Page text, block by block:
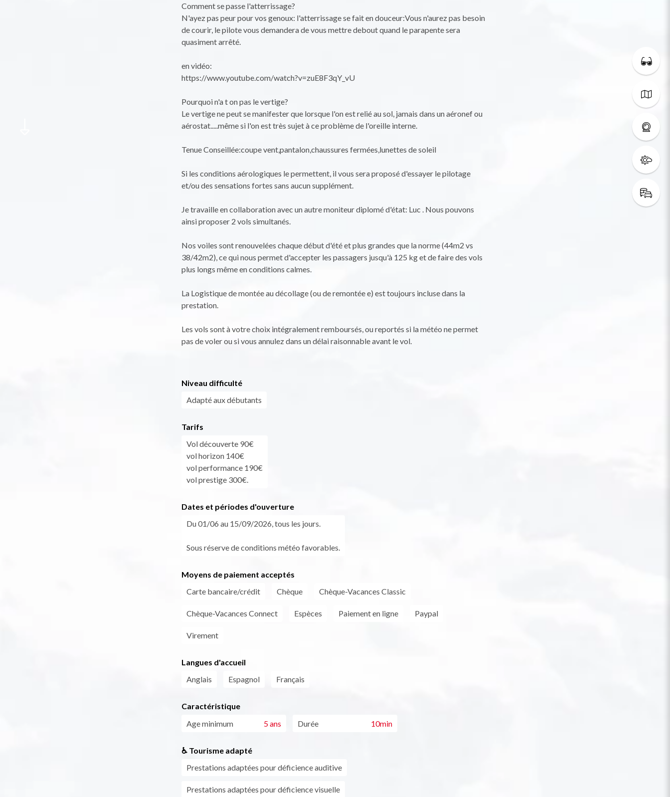
Comment se passe l'atterrissage?
N'ayez pas peur pour vos genoux: l'atterrissage se fait en douceur:Vous n'aurez pas besoin
de courir, le pilote vous demandera de vous mettre debout quand le parapente sera
quasiment arrêté.
en vidéo:
https://www.youtube.com/watch?v=zuE8F3qY_vU
Pourquoi n'a t on pas le vertige?
Le vertige ne peut se manifester que lorsque l'on est relié au sol, jamais dans un aéronef ou
aérostat.....même si l'on est très sujet à ce problème de l'oreille interne.
Tenue Conseillée:coupe vent,pantalon,chaussures fermées,lunettes de soleil
Si les conditions aérologiques le permettent, il vous sera proposé d'essayer le pilotage
et/ou des sensations fortes sans aucun supplément.
Je travaille en collaboration avec un autre moniteur diplomé d'état: Luc . Nous pouvons
ainsi proposer 2 vols simultanés.
Nos voiles sont renouvelées chaque début d'été et plus grandes que la norme (44m2 vs
38/42m2), ce qui nous permet d'accepter les passagers jusqu'à 125 kg et de faire des vols
plus longs même en conditions calmes.
La Logistique de montée au décollage (ou de remontée e) est toujours incluse dans la
prestation.
Les vols sont à votre choix intégralement remboursés, ou reportés si la météo ne permet
pas de voler ou si vous annulez dans un délai raisonnable avant le vol.
Niveau difficulté
Adapté aux débutants
Tarifs
Vol découverte 90€
vol horizon 140€
vol performance 190€
vol prestige 300€.
Dates et périodes d'ouverture
Du 01/06 au 15/09/2026, tous les jours.
Sous réserve de conditions météo favorables.
Moyens de paiement acceptés
Carte bancaire/crédit
Chèque Chèque-Vacances Classic
Chèque-Vacances Connect Espèces Paiement en ligne Paypal
Virement
Langues d'accueil
Anglais
Espagnol Français
Caractéristique
Age minimum
5 ans Durée 10min
♿ Tourisme adapté
Prestations adaptées pour déficience auditive
Prestations adaptées pour déficience visuelle